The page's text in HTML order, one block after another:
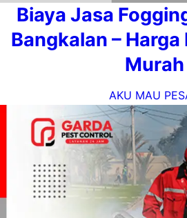
Biaya Jasa
Bangkalan – Harga
Murah
AKU MAU